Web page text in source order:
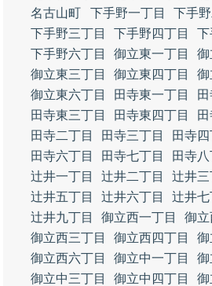
名古山町
下手野一丁目
下手
下手野三丁目
下手野四丁目
下
下手野六丁目
御立東一丁目
御
御立東三丁目
御立東四丁目
御
御立東六丁目
田寺東一丁目
田寺東三丁目
田寺東四丁目
田寺二丁目
田寺三丁目 田寺四
田寺六丁目
田寺七丁目 田寺八
辻井一丁目
辻井二丁目 辻井三
辻井五丁目
辻井六丁目 辻井七
辻井九丁目
御立西一丁目
御立
御立西三丁目
御立西四丁目
御
御立西六丁目
御立中一丁目
御
御立中三丁目
御立中四丁目
御